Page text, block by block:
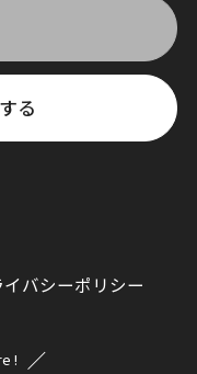
る
イバシーポリシー
!